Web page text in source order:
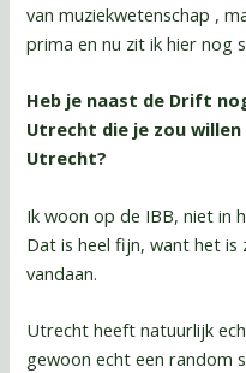
van muziekwetenschap ,
prima en nu zit ik hier nog
Heb je naast de Drift
Utrecht die je zou
Utrecht?
Ik woon op de IBB, niet in
Dat is heel fijn, want het is
vandaan.
Utrecht heeft natuurlijk
gewoon echt een random